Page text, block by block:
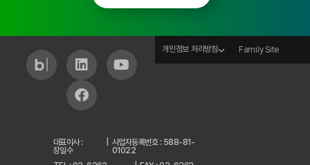
개인정보 처리방침 Family Site
대표이사 :
장일수
사업자등록번호 : 588-81-
01022